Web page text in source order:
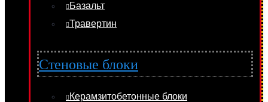
Базальт
Травертин
Стеновые блоки
Керамзитобетонные блоки